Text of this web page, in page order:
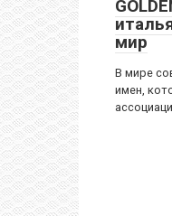
мир
В мире
имен,